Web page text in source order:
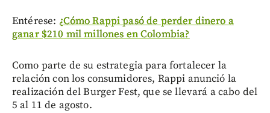
Entérese: ¿Cómo Rappi pasó de perder dinero a
ganar $210 mil millones en Colombia?
Como parte de su estrategia para fortalecer la
relación con los consumidores, Rappi anunció la
realización del Burger Fest, que se llevará a cabo del
5 al 11 de agosto.